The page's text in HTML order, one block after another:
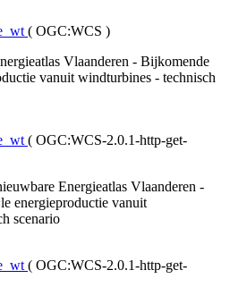
( OGC:WCS )
Vlaanderen - Bijkomende
vanuit windturbines - technisch
( OGC:WCS-2.0.1-http-get-
Energieatlas Vlaanderen -
energieproductie vanuit
scenario
( OGC:WCS-2.0.1-http-get-